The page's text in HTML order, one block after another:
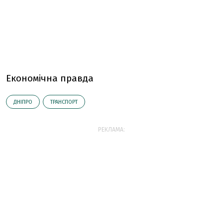
Економічна правда
ДНІПРО ТРАНСПОРТ
РЕКЛАМА: